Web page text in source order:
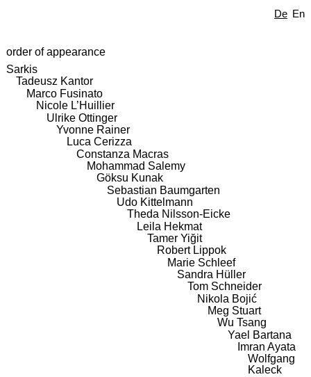
De En
order of appearance
Sarkis
Tadeusz Kantor
Marco Fusinato
Nicole L’Huillier
Ulrike Ottinger
Yvonne Rainer
Luca Cerizza
Constanza Macras
Mohammad Salemy
Göksu Kunak
Sebastian Baumgarten
Udo Kittelmann
Theda Nilsson-Eicke
Leila Hekmat
Tamer Yiğit
Robert Lippok
Marie Schleef
Sandra Hüller
Tom Schneider
Nikola Bojić
Meg Stuart
Wu Tsang
Yael Bartana
Imran Ayata
Wolfgang
Kaleck